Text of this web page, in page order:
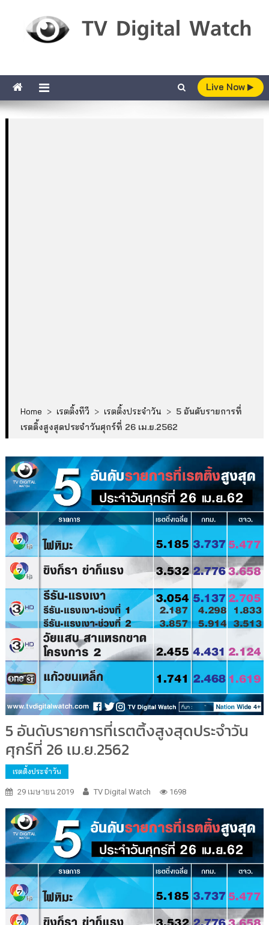
Live Now
Home > เรตติ้งทีวี > เรตติ้งประจำวัน > 5 อันดับรายการที่
เรตติ้งสูงสุดประจำวันศุกร์ที่ 26 เม.ย.2562
5 อันดับรายการที่เรตติ้งสูงสุดประจำวัน
ศุกร์ที่ 26 เม.ย.2562
เรตติ้งประจำวัน
29 เมษายน 2019 TV Digital Watch 1698